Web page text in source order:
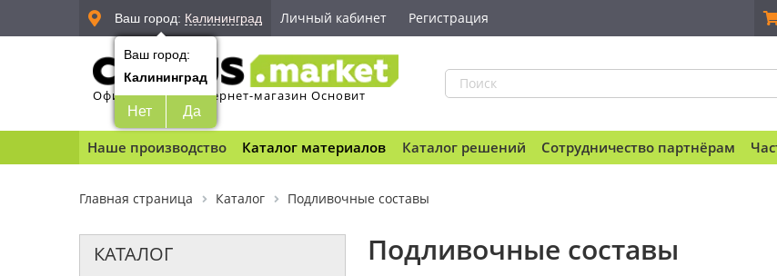
Ваш город: Калининград
Ваш город:
Калининград
Нет Да
Личный кабинет Регистрация
Официальный интернет-магазин Основит
Наше производство Каталог материалов Каталог решений Сотрудничество партнёрам
Главная страница Каталог Подливочные составы
КАТАЛОГ Подливочные составы